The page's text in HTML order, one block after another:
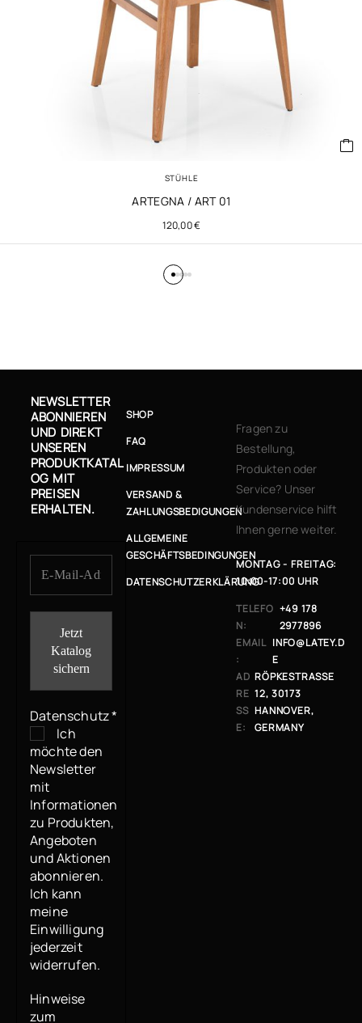
STÜHLE
ARTEGNA / ART 01
120,00€
NEWSLETTER
ABONNIEREN
UND DIREKT
UNSEREN
PRODUKTKATAL
OG MIT
PREISEN
ERHALTEN.
Datenschutz*
Ich
möchte den
Newsletter
mit
Informationen
zu Produkten,
Angeboten
und Aktionen
abonnieren.
Ich kann
meine
Einwilligung
jederzeit
widerrufen.
Hinweise
zum
SHOP
FAQ
IMPRESSUM
VERSAND &
ZAHLUNGSBEDIGUNGEN
ALLGEMEINE
GESCHÄFTSBEDINGUNGEN
DATENSCHUTZERKLÄRUNG
Fragen zu
Bestellung,
Produkten oder
Service? Unser
Kundenservice hilft
Ihnen gerne weiter.
MONTAG - FREITAG:
10:00-17:00 UHR
TELEFO
N:
+49 178
2977896
EMAIL
:
INFO@LATEY.D
E
AD
RE
SS
E:
RÖPKESTRASSE 1
2, 30173 H
ANNOVER, G
ERMANY